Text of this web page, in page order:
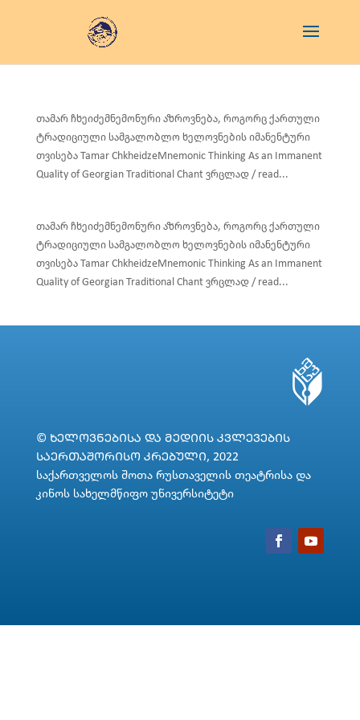
თამარ ჩხეიძემნემონური აზროვნება, როგორც ქართული
ტრადიციული სამგალობლო ხელოვნების იმანენტური
თვისება Tamar ChkheidzeMnemonic Thinking As an Immanent
Quality of Georgian Traditional Chant ვრცლად / read...
თამარ ჩხეიძემნემონური აზროვნება, როგორც ქართული
ტრადიციული სამგალობლო ხელოვნების იმანენტური
თვისება Tamar ChkheidzeMnemonic Thinking As an Immanent
Quality of Georgian Traditional Chant ვრცლად / read...
© ᲮᲔᲚᲝᲕᲜᲔᲑᲘᲡᲐ ᲓᲐ ᲛᲔᲓᲘᲘᲡ ᲙᲕᲚᲔᲕᲔᲑᲘᲡ
ᲡᲐᲔᲠᲗᲐᲨᲝᲠᲘᲡᲝ ᲙᲠᲔᲑᲣᲚᲘ, 2022
საქართველოს შოთა რუსთაველის თეატრისა და
კინოს სახელმწიფო უნივერსიტეტი